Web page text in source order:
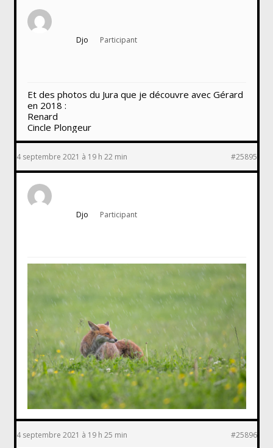
Djo Participant
Et des photos du Jura que je découvre avec Gérard
en 2018 :
Renard
Cincle Plongeur
4 septembre 2021 à 19 h 22 min #25895
Djo Participant
4 septembre 2021 à 19 h 25 min #25896